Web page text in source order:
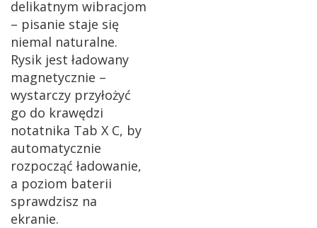
delikatnym wibracjom
– pisanie staje się
niemal naturalne.
Rysik jest ładowany
magnetycznie –
wystarczy przyłożyć
go do krawędzi
notatnika Tab X C, by
automatycznie
rozpocząć ładowanie,
a poziom baterii
sprawdzisz na
ekranie.